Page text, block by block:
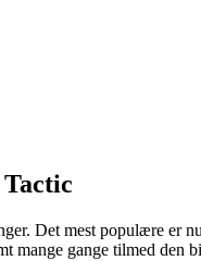
Det mest populære er
gange tilmed den